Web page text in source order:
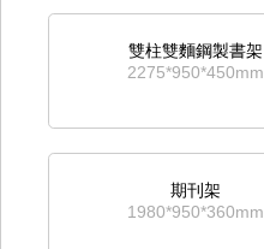
雙柱雙麵鋼製書架
2275*950*450mm
期刊架
1980*950*360mm